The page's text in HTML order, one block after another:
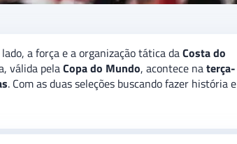
a força e a organização tática daCosta do
válida pelaCopa do Mundo, acontece naterça-
. Com as duas seleções buscando fazer história e